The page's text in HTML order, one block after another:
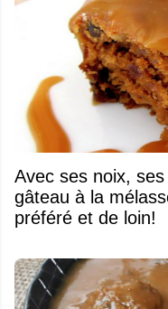
Avec ses noix,
gâteau à la
préféré et de loin!